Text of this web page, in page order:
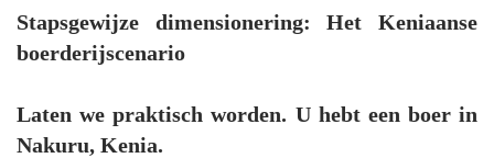
Stapsgewijze dimensionering: Het Keniaanse
boerderijscenario
Laten we praktisch worden. U hebt een boer in
Nakuru, Kenia.